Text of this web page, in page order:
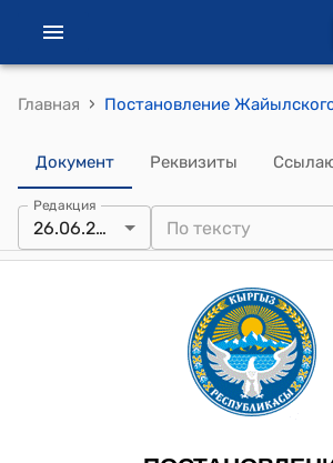
Главная ›
Документ Реквизиты
Редакция
26.06.2025